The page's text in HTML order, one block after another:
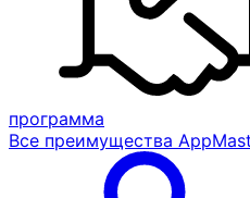
программа
Все преимущества